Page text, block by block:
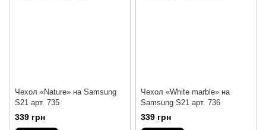
Чехол «Nature» на Samsung
S21 арт. 735
339 грн
Чехол «White marble» на
Samsung S21 арт. 736
339 грн